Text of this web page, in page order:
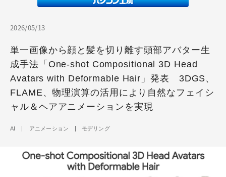
2026/05/13
単一画像から顔と髪を切り離す頭部アバター生
成手法「One-shot Compositional 3D Head
Avatars with Deformable Hair」発表 3DGS、
FLAME、物理演算の活用により自然なフェイシ
ャル＆ヘアアニメーションを実現
AI アニメーション モデリング